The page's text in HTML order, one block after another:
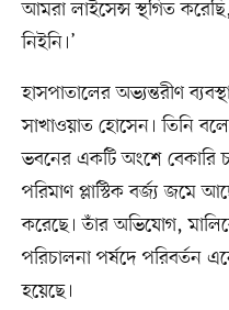
আমরা লাইসেন্স স্থগিত
নিইনি।’
হাসপাতালের অভ্যন্তরীণ
সাখাওয়াত হোসেন। তিনি
ভবনের একটি অংশে বেকারি
পরিমাণ প্লাস্টিক বর্জ্য জমে
করেছে। তাঁর অভিযোগ,
পরিচালনা পর্ষদে পরিবর্তন
হয়েছে।